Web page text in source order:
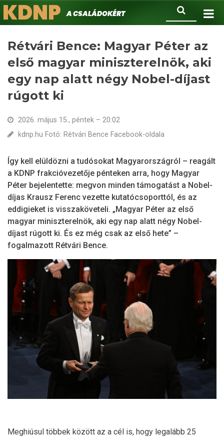
Ugrás
a
Keresés
KDNPA családokért.
Rétvári Bence: Magyar Péter az
első magyar miniszterelnök, aki
egy nap alatt négy Nobel-díjast
rúgott ki
2026. május 15., péntek – 20:02
kdnp.hu Fotó: Rétvári Bence Facebook-oldala
Így kell elüldözni a tudósokat Magyarországról – reagált
a KDNP frakcióvezetője pénteken arra, hogy Magyar
Péter bejelentette: megvon minden támogatást a Nobel-
díjas Krausz Ferenc vezette kutatócsoporttól, és az
eddigieket is visszaköveteli. „Magyar Péter az első
magyar miniszterelnök, aki egy nap alatt négy Nobel-
díjast rúgott ki. És ez még csak az első hete” –
fogalmazott Rétvári Bence.
Meghiúsul többek között az a cél is, hogy legalább 25